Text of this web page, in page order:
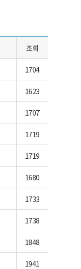
조회
1704
1623
1707
1719
1719
1680
1733
1738
1848
1941